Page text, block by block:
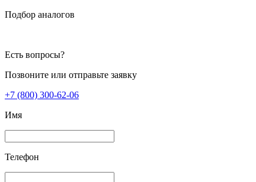
Подбор аналогов
Есть вопросы?
Позвоните или отправьте заявку
+7 (800) 300-62-06
Имя
Телефон